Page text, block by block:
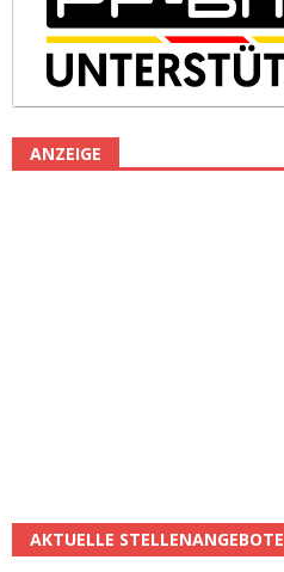
ANZEIGE
AKTUELLE STELLENANGEBOTE